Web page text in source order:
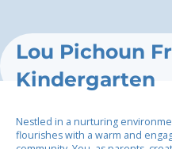
Lou Pichoun
Kindergarten
Nestled in a nurturing
flourishes with a warm and